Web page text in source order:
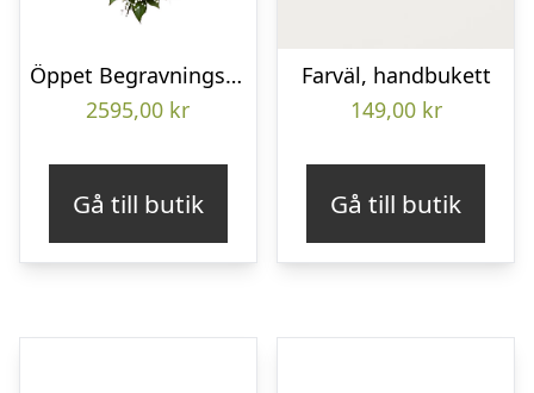
Öppet Begravningshjärta
2595,00 kr
Gå till butik
Farväl, handbukett
149,00 kr
Gå till butik